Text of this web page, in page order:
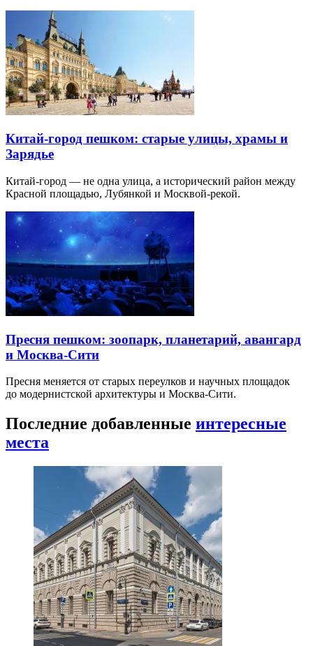
Китай-город пешком: старые улицы, храмы и
Зарядье
Китай-город — не одна улица, а исторический район между
Красной площадью, Лубянкой и Москвой-рекой.
Пресня пешком: зоопарк, планетарий, авангард
и Москва-Сити
Пресня меняется от старых переулков и научных площадок
до модернистской архитектуры и Москва-Сити.
Последние добавленные интересные
места